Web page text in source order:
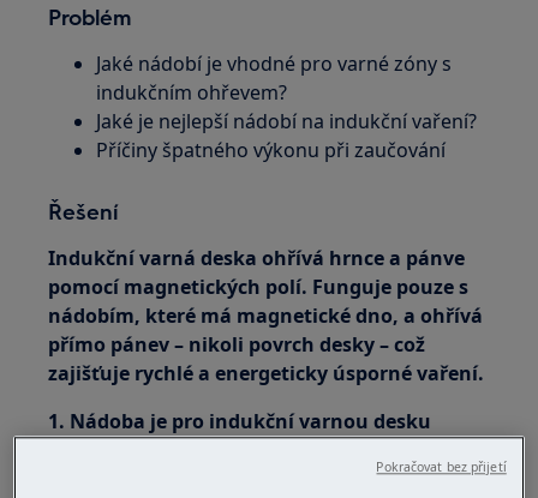
Problém
Jaké nádobí je vhodné pro varné zóny s
indukčním ohřevem?
Jaké je nejlepší nádobí na indukční vaření?
Příčiny špatného výkonu při zaučování
Řešení
Indukční varná deska ohřívá hrnce a pánve
pomocí magnetických polí. Funguje pouze s
nádobím, které má magnetické dno, a ohřívá
přímo pánev – nikoli povrch desky – což
zajišťuje rychlé a energeticky úsporné vaření.
1. Nádoba je pro indukční varnou desku
Pokračovat bez přijetí